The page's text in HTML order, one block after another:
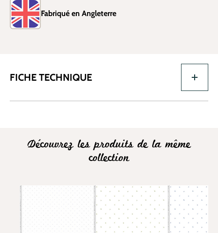
Fabriqué en Angleterre
FICHE TECHNIQUE
Découvrez les produits de la même
collection